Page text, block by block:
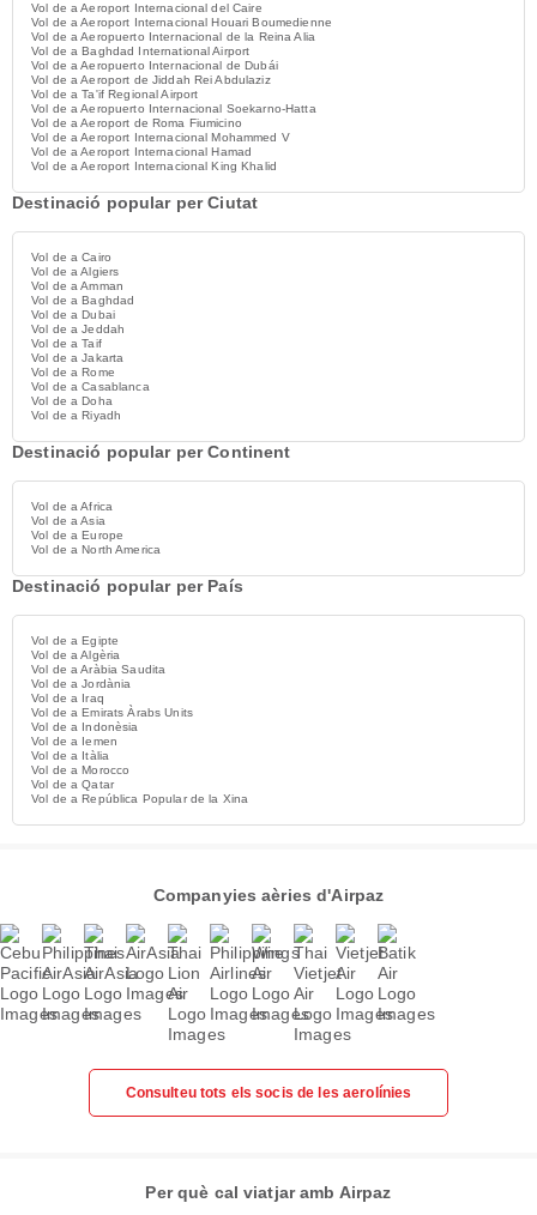
Vol de a Aeroport Internacional del Caire
Vol de a Aeroport Internacional Houari Boumedienne
Vol de a Aeropuerto Internacional de la Reina Alia
Vol de a Baghdad International Airport
Vol de a Aeropuerto Internacional de Dubái
Vol de a Aeroport de Jiddah Rei Abdulaziz
Vol de a Ta'if Regional Airport
Vol de a Aeropuerto Internacional Soekarno-Hatta
Vol de a Aeroport de Roma Fiumicino
Vol de a Aeroport Internacional Mohammed V
Vol de a Aeroport Internacional Hamad
Vol de a Aeroport Internacional King Khalid
Destinació popular per Ciutat
Vol de a Cairo
Vol de a Algiers
Vol de a Amman
Vol de a Baghdad
Vol de a Dubai
Vol de a Jeddah
Vol de a Taif
Vol de a Jakarta
Vol de a Rome
Vol de a Casablanca
Vol de a Doha
Vol de a Riyadh
Destinació popular per Continent
Vol de a Africa
Vol de a Asia
Vol de a Europe
Vol de a North America
Destinació popular per País
Vol de a Egipte
Vol de a Algèria
Vol de a Aràbia Saudita
Vol de a Jordània
Vol de a Iraq
Vol de a Emirats Àrabs Units
Vol de a Indonèsia
Vol de a Iemen
Vol de a Itàlia
Vol de a Morocco
Vol de a Qatar
Vol de a República Popular de la Xina
Companyies aèries d'Airpaz
Consulteu tots els socis de les aerolínies
Per què cal viatjar amb Airpaz